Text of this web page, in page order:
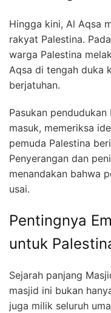
Hingga kini, Al Aqsa
rakyat Palestina.
warga Palestina
Aqsa di tengah duka
berjatuhan.
Pasukan
masuk, memeriksa
pemuda Palestina
Penyerangan dan
menandakan bahwa
usai.
Pentingnya
untuk
Sejarah panjang
masjid ini bukan
juga milik seluruh